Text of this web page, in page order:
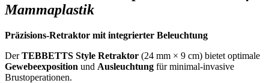
Mammaplastik
Präzisions-Retraktor mit integrierter Beleuchtung
DerTEBBETTS Style Retraktor (24 mm × 9 cm) bietet optimale
Gewebeexposition und Ausleuchtung für minimal-invasive
Brustoperationen.